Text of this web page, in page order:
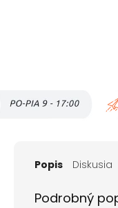
Popis Diskusia
Podrobný